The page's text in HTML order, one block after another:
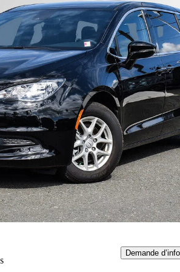
Caravan
Bonne
Occasion
Demande d’info